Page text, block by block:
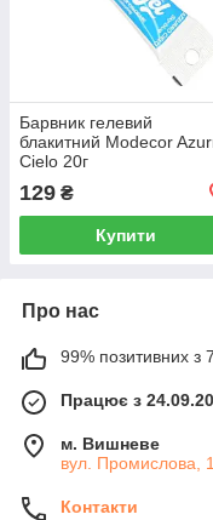
Барвник гелевий
блакитний Modecor
Cielo 20г
129 ₴
Купити
Про нас
99% позитивних з
Працює з
м. Вишневе
вул. Промислова,
Контакти